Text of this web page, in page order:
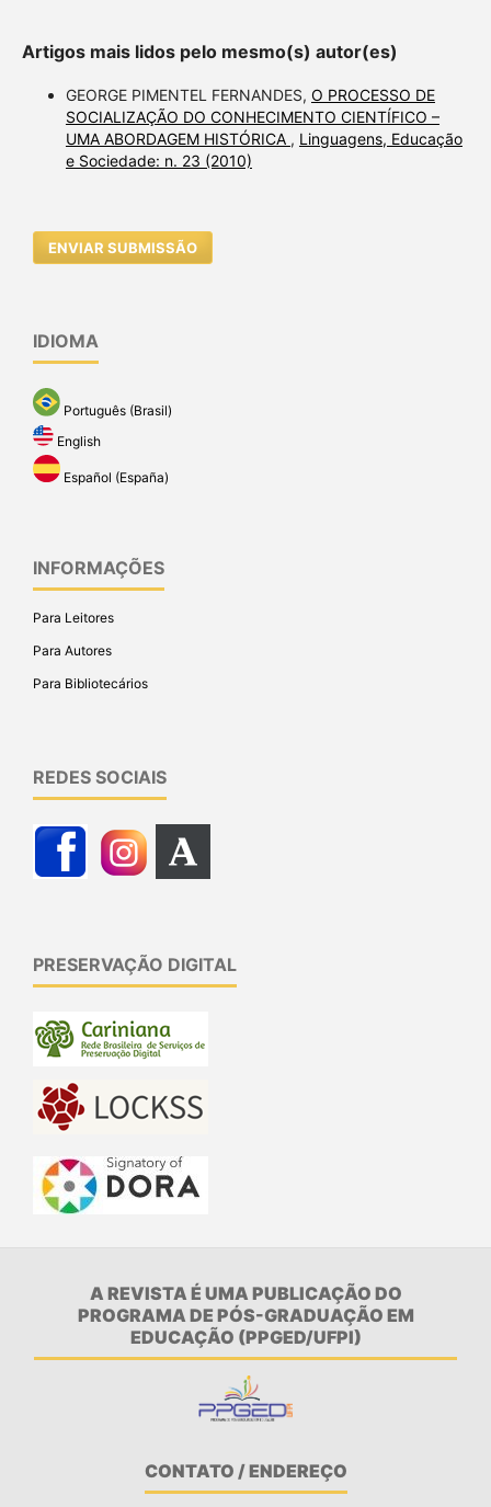
Artigos mais lidos pelo mesmo(s) autor(es)
GEORGE PIMENTEL FERNANDES, O PROCESSO DE
SOCIALIZAÇÃO DO CONHECIMENTO CIENTÍFICO –
UMA ABORDAGEM HISTÓRICA , Linguagens, Educação
e Sociedade: n. 23 (2010)
ENVIAR SUBMISSÃO
IDIOMA
Português (Brasil)
English
Español (España)
INFORMAÇÕES
Para Leitores
Para Autores
Para Bibliotecários
REDES SOCIAIS
PRESERVAÇÃO DIGITAL
A REVISTA É UMA PUBLICAÇÃO DO
PROGRAMA DE PÓS-GRADUAÇÃO EM
EDUCAÇÃO (PPGED/UFPI)
CONTATO / ENDEREÇO